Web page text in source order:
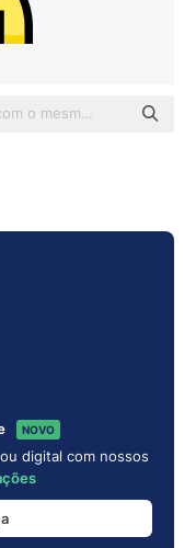
NOVO
digital com nossos